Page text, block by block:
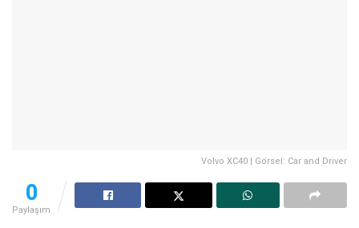
Volvo XC40 | Görsel: Car and Driver
0
Paylaşım